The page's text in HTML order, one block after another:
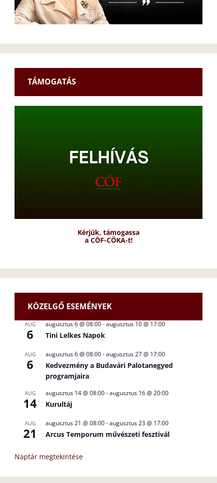
TÁMOGATÁS
Kérjük, támogassa
a CÖF-CÖKA-t!
KÖZELGŐ ESEMÉNYEK
AUG
6
augusztus 6 @ 08:00-augusztus 10 @ 17:00
Tini Lelkes Napok
AUG
6
augusztus 6 @ 08:00-augusztus 27 @ 17:00
Kedvezmény a Budavári Palotanegyed
programjaira
AUG
14
augusztus 14 @ 08:00-augusztus 16 @ 20:00
Kurultáj
AUG
21
augusztus 21 @ 08:00-augusztus 23 @ 17:00
Arcus Temporum művészeti fesztivál
Naptár megtekintése